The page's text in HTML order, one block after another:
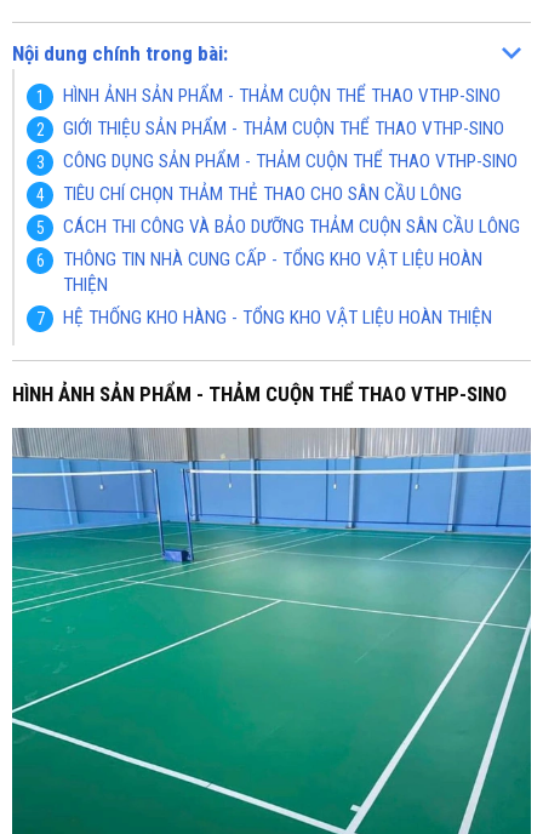
Nội dung chính trong bài:
HÌNH ẢNH SẢN PHẨM - THẢM CUỘN THỂ THAO VTHP-SINO
GIỚI THIỆU SẢN PHẨM - THẢM CUỘN THỂ THAO VTHP-SINO
CÔNG DỤNG SẢN PHẨM - THẢM CUỘN THỂ THAO VTHP-SINO
TIÊU CHÍ CHỌN THẢM THẺ THAO CHO SÂN CẦU LÔNG
CÁCH THI CÔNG VÀ BẢO DƯỠNG THẢM CUỘN SÂN CẦU LÔNG
THÔNG TIN NHÀ CUNG CẤP - TỔNG KHO VẬT LIỆU HOÀN
THIỆN
HỆ THỐNG KHO HÀNG - TỔNG KHO VẬT LIỆU HOÀN THIỆN
HÌNH ẢNH SẢN PHẨM - THẢM CUỘN THỂ THAO VTHP-SINO